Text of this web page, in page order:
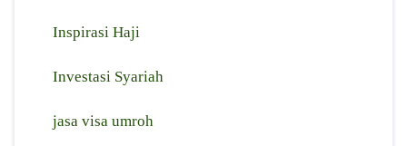
Inspirasi Haji
Investasi Syariah
jasa visa umroh